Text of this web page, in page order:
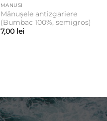
MANUSI
Mănușele antizgariere
(Bumbac 100%, semigros)
7,00 lei